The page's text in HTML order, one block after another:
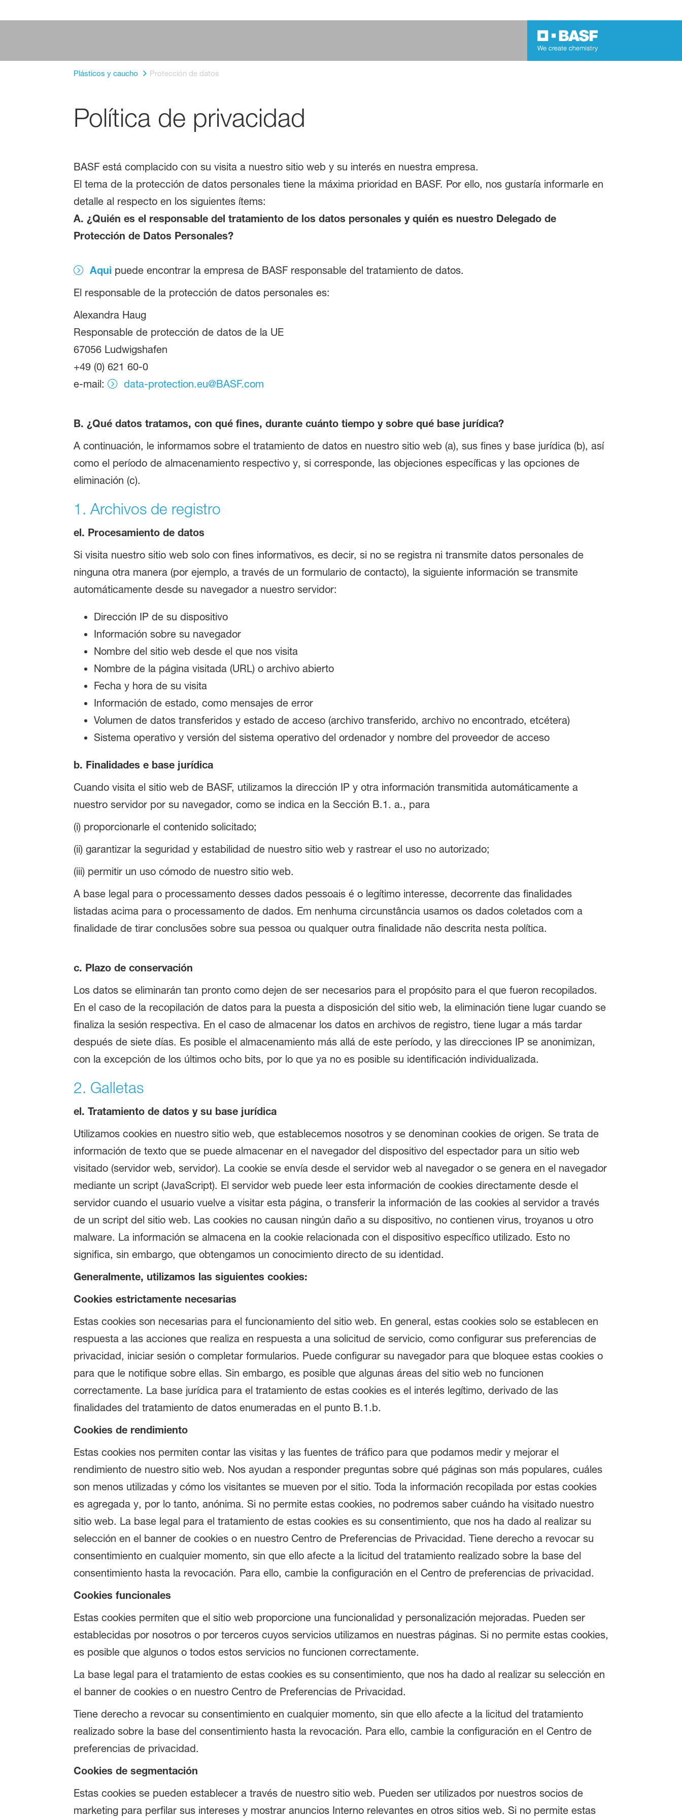
Plásticos y caucho Protección de datos
Política de privacidad
BASF está complacido con su visita a nuestro sitio web y su interés en nuestra empresa.
El tema de la protección de datos personales tiene la máxima prioridad en BASF. Por ello, nos gustaría informarle en
detalle al respecto en los siguientes ítems:
A. ¿Quién es el responsable del tratamiento de los datos personales y quién es nuestro Delegado de
Protección de Datos Personales?
Aqui puede encontrar la empresa de BASF responsable del tratamiento de datos.
El responsable de la protección de datos personales es:
Alexandra Haug
Responsable de protección de datos de la UE
67056 Ludwigshafen
+49 (0) 621 60-0
e-mail:
data-protection.eu@BASF.com
B. ¿Qué datos tratamos, con qué fines, durante cuánto tiempo y sobre qué base jurídica?
A continuación, le informamos sobre el tratamiento de datos en nuestro sitio web (a), sus fines y base jurídica (b), así
como el período de almacenamiento respectivo y, si corresponde, las objeciones específicas y las opciones de
eliminación (c).
1. Archivos de registro
el. Procesamiento de datos
Si visita nuestro sitio web solo con fines informativos, es decir, si no se registra ni transmite datos personales de
ninguna otra manera (por ejemplo, a través de un formulario de contacto), la siguiente información se transmite
automáticamente desde su navegador a nuestro servidor:
Dirección IP de su dispositivo
Información sobre su navegador
Nombre del sitio web desde el que nos visita
Nombre de la página visitada (URL) o archivo abierto
Fecha y hora de su visita
Información de estado, como mensajes de error
Volumen de datos transferidos y estado de acceso (archivo transferido, archivo no encontrado, etcétera)
Sistema operativo y versión del sistema operativo del ordenador y nombre del proveedor de acceso
b. Finalidades e base jurídica
Cuando visita el sitio web de BASF, utilizamos la dirección IP y otra información transmitida automáticamente a
nuestro servidor por su navegador, como se indica en la Sección B.1. a., para
(i) proporcionarle el contenido solicitado;
(ii) garantizar la seguridad y estabilidad de nuestro sitio web y rastrear el uso no autorizado;
(iii) permitir un uso cómodo de nuestro sitio web.
A base legal para o processamento desses dados pessoais é o legítimo interesse, decorrente das finalidades
listadas acima para o processamento de dados. Em nenhuma circunstância usamos os dados coletados com a
finalidade de tirar conclusões sobre sua pessoa ou qualquer outra finalidade não descrita nesta política.
c. Plazo de conservación
Los datos se eliminarán tan pronto como dejen de ser necesarios para el propósito para el que fueron recopilados.
En el caso de la recopilación de datos para la puesta a disposición del sitio web, la eliminación tiene lugar cuando se
finaliza la sesión respectiva. En el caso de almacenar los datos en archivos de registro, tiene lugar a más tardar
después de siete días. Es posible el almacenamiento más allá de este período, y las direcciones IP se anonimizan,
con la excepción de los últimos ocho bits, por lo que ya no es posible su identificación individualizada.
2. Galletas
el. Tratamiento de datos y su base jurídica
Utilizamos cookies en nuestro sitio web, que establecemos nosotros y se denominan cookies de origen. Se trata de
información de texto que se puede almacenar en el navegador del dispositivo del espectador para un sitio web
visitado (servidor web, servidor). La cookie se envía desde el servidor web al navegador o se genera en el navegador
mediante un script (JavaScript). El servidor web puede leer esta información de cookies directamente desde el
servidor cuando el usuario vuelve a visitar esta página, o transferir la información de las cookies al servidor a través
de un script del sitio web. Las cookies no causan ningún daño a su dispositivo, no contienen virus, troyanos u otro
malware. La información se almacena en la cookie relacionada con el dispositivo específico utilizado. Esto no
significa, sin embargo, que obtengamos un conocimiento directo de su identidad.
Generalmente, utilizamos las siguientes cookies:
Cookies estrictamente necesarias
Estas cookies son necesarias para el funcionamiento del sitio web. En general, estas cookies solo se establecen en
respuesta a las acciones que realiza en respuesta a una solicitud de servicio, como configurar sus preferencias de
privacidad, iniciar sesión o completar formularios. Puede configurar su navegador para que bloquee estas cookies o
para que le notifique sobre ellas. Sin embargo, es posible que algunas áreas del sitio web no funcionen
correctamente. La base jurídica para el tratamiento de estas cookies es el interés legítimo, derivado de las
finalidades del tratamiento de datos enumeradas en el punto B.1.b.
Cookies de rendimiento
Estas cookies nos permiten contar las visitas y las fuentes de tráfico para que podamos medir y mejorar el
rendimiento de nuestro sitio web. Nos ayudan a responder preguntas sobre qué páginas son más populares, cuáles
son menos utilizadas y cómo los visitantes se mueven por el sitio. Toda la información recopilada por estas cookies
es agregada y, por lo tanto, anónima. Si no permite estas cookies, no podremos saber cuándo ha visitado nuestro
sitio web. La base legal para el tratamiento de estas cookies es su consentimiento, que nos ha dado al realizar su
selección en el banner de cookies o en nuestro Centro de Preferencias de Privacidad. Tiene derecho a revocar su
consentimiento en cualquier momento, sin que ello afecte a la licitud del tratamiento realizado sobre la base del
consentimiento hasta la revocación. Para ello, cambie la configuración en el Centro de preferencias de privacidad.
Cookies funcionales
Estas cookies permiten que el sitio web proporcione una funcionalidad y personalización mejoradas. Pueden ser
establecidas por nosotros o por terceros cuyos servicios utilizamos en nuestras páginas. Si no permite estas cookies,
es posible que algunos o todos estos servicios no funcionen correctamente.
La base legal para el tratamiento de estas cookies es su consentimiento, que nos ha dado al realizar su selección en
el banner de cookies o en nuestro Centro de Preferencias de Privacidad.
Tiene derecho a revocar su consentimiento en cualquier momento, sin que ello afecte a la licitud del tratamiento
realizado sobre la base del consentimiento hasta la revocación. Para ello, cambie la configuración en el Centro de
preferencias de privacidad.
Cookies de segmentación
Estas cookies se pueden establecer a través de nuestro sitio web. Pueden ser utilizados por nuestros socios de
marketing para perfilar sus intereses y mostrar anuncios Interno relevantes en otros sitios web. Si no permite estas